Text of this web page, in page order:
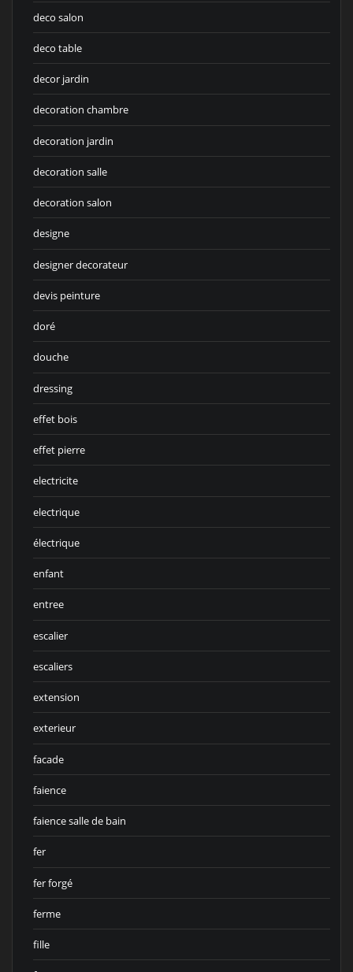
deco salon
deco table
decor jardin
decoration chambre
decoration jardin
decoration salle
decoration salon
designe
designer decorateur
devis peinture
doré
douche
dressing
effet bois
effet pierre
electricite
electrique
électrique
enfant
entree
escalier
escaliers
extension
exterieur
facade
faience
faience salle de bain
fer
fer forgé
ferme
fille